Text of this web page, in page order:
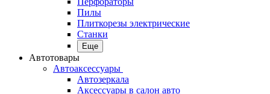
Пилы
Плиткорезы электрические
Станки
Еще
Автотовары
Автоаксессуары
Автозеркала
Аксессуары в салон авто